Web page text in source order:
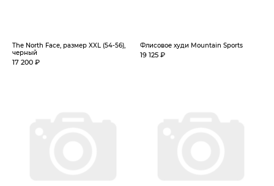
The North Face, размер XXL (54-56),
черный
17 200 ₽
Флисовое худи Mountain Sports
19 125 ₽